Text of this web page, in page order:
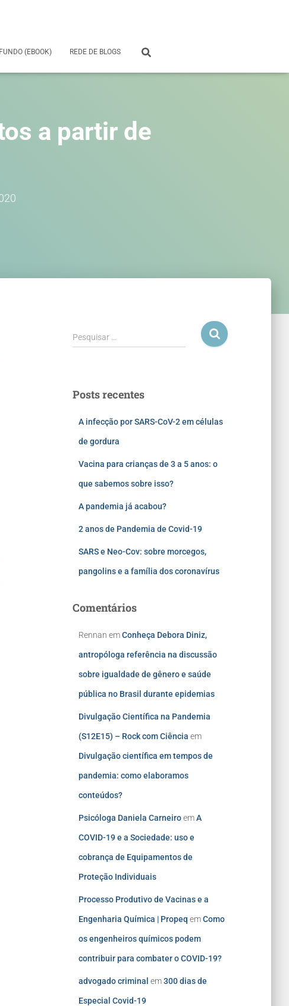
(EBOOK) REDE DE BLOGS
a partir de
Pesquisar …
Posts recentes
A infecção por SARS-CoV-2 em células
de gordura
Vacina para crianças de 3 a 5 anos: o
que sabemos sobre isso?
A pandemia já acabou?
2 anos de Pandemia de Covid-19
SARS e Neo-Cov: sobre morcegos,
pangolins e a família dos coronavírus
Comentários
Rennan emConheça Debora Diniz,
antropóloga referência na discussão
sobre igualdade de gênero e saúde
pública no Brasil durante epidemias
Divulgação Científica na Pandemia
(S12E15) – Rock com Ciência em
Divulgação científica em tempos de
pandemia: como elaboramos
conteúdos?
Psicóloga Daniela CarneiroemA
COVID-19 e a Sociedade: uso e
cobrança de Equipamentos de
Proteção Individuais
Processo Produtivo de Vacinas e a
Engenharia Química | Propeq emComo
os engenheiros químicos podem
contribuir para combater o COVID-19?
advogado criminal em300 dias de
Especial Covid-19